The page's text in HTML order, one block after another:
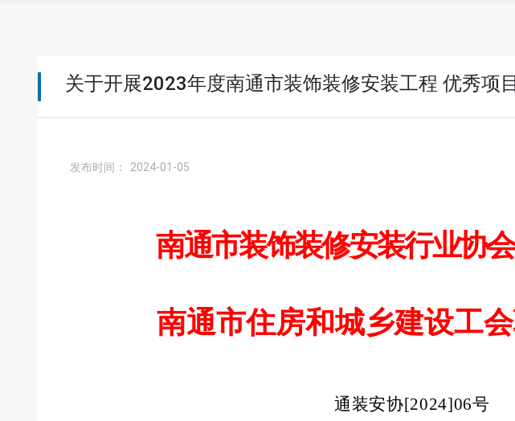
关于开展2023年度南通市装饰装修安装工程 优秀项
发布时间： 2024-01-05
南通市装饰装修安装行业协会
南通市住房和城乡建设工会
通装安协[2024]06号